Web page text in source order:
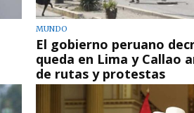
MUNDO
El gobierno peruano
queda en Lima y Callao
de rutas y protestas